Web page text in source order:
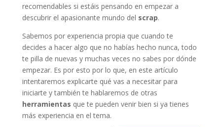
recomendables si estáis pensando en empezar a
descubrir el apasionante mundo del scrap.
Sabemos por experiencia propia que cuando te
decides a hacer algo que no habías hecho nunca, todo
te pilla de nuevas y muchas veces no sabes por dónde
empezar. Es por esto por lo que, en este artículo
intentaremos explicarte qué vas a necesitar para
iniciarte y también te hablaremos de otras
herramientas que te pueden venir bien si ya tienes
más experiencia en el tema.